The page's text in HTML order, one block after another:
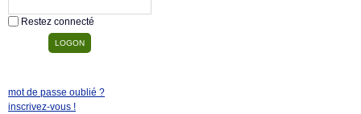
Restez connecté
mot de passe oublié ?
inscrivez-vous !